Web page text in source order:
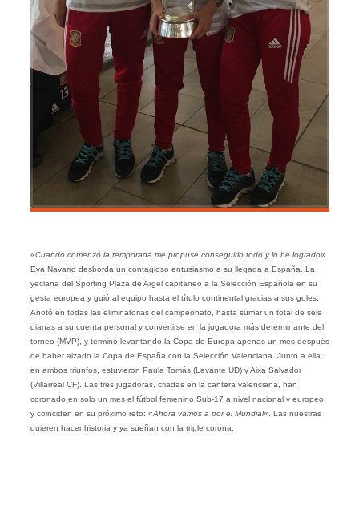
«Cuando comenzó la temporada me propuse conseguirlo todo y lo he logrado«.
Eva Navarro desborda un contagioso entusiasmo a su llegada a España. La
yeclana del Sporting Plaza de Argel capitaneó a la Selección Española en su
gesta europea y guió al equipo hasta el título continental gracias a sus goles.
Anotó en todas las eliminatorias del campeonato, hasta sumar un total de seis
dianas a su cuenta personal y convertirse en la jugadora más determinante del
torneo (MVP), y terminó levantando la Copa de Europa apenas un mes después
de haber alzado la Copa de España con la Selección Valenciana. Junto a ella,
en ambos triunfos, estuvieron Paula Tomás (Levante UD) y Aixa Salvador
(Villarreal CF). Las tres jugadoras, criadas en la cantera valenciana, han
coronado en solo un mes el fútbol femenino Sub-17 a nivel nacional y europeo,
y coinciden en su próximo reto: «Ahora vamos a por el Mundial«. Las nuestras
quieren hacer historia y ya sueñan con la triple corona.